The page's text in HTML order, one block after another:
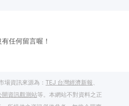
任何留言喔！
場資訊來源為： TEJ 台灣經濟新報
開資訊觀測站等。本網站不對資料之正